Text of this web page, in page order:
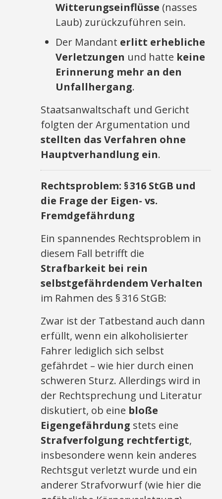
Witterungseinflüsse (nasses
Laub) zurückzuführen sein.
Der Mandant erlitt erhebliche
Verletzungen und hatte keine
Erinnerung mehr an den
Unfallhergang.
Staatsanwaltschaft und Gericht
folgten der Argumentation und
stellten das Verfahren ohne
Hauptverhandlung ein.
Rechtsproblem: § 316 StGB und
die Frage der Eigen- vs.
Fremdgefährdung
Ein spannendes Rechtsproblem in
diesem Fall betrifft die
Strafbarkeit bei rein
selbstgefährdendem Verhalten
im Rahmen des § 316 StGB:
Zwar ist der Tatbestand auch dann
erfüllt, wenn ein alkoholisierter
Fahrer lediglich sich selbst
gefährdet – wie hier durch einen
schweren Sturz. Allerdings wird in
der Rechtsprechung und Literatur
diskutiert, ob eine bloße
Eigengefährdung stets eine
Strafverfolgung rechtfertigt,
insbesondere wenn kein anderes
Rechtsgut verletzt wurde und ein
anderer Strafvorwurf (wie hier die